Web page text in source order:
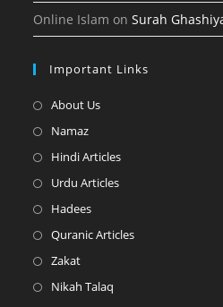
Online Islam onSurah
Important Links
About UsOpens
a
tab
NamazOpens
in
tab
Hindi ArticlesOpens
tab
Urdu ArticlesOpens
a
HadeesOpens
in
tab
Quranic ArticlesOpens
ZakatOpens
in
Nikah Talaq